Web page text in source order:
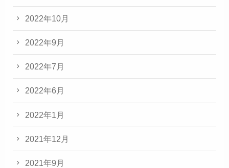
2022年10月
2022年9月
2022年7月
2022年6月
2022年1月
2021年12月
2021年9月